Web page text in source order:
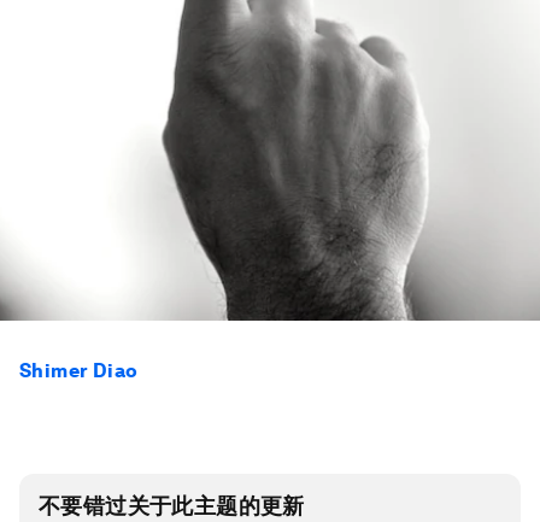
Shimer Diao
不要错过关于此主题的更新